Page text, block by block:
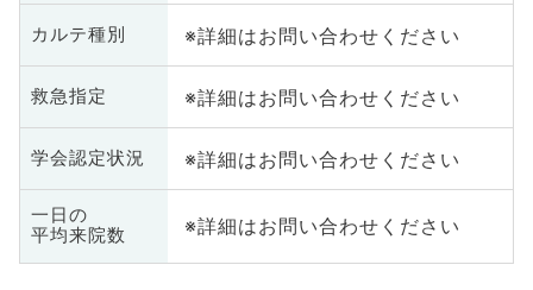
カルテ種別 ※詳細はお問い合わせください
救急指定 ※詳細はお問い合わせください
学会認定状況 ※詳細はお問い合わせください
一日の
平均来院数
※詳細はお問い合わせください